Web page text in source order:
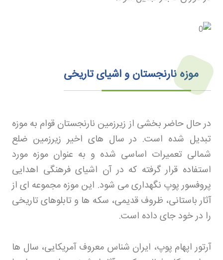
موزه نارنجستان و اشیای تاریخی
در حال حاضر بخشی از زیرزمین نارنجستان قوام به موزه
تبدیل شده است. در سال های اخیر زیرزمین ضلع
شمالی تعمیرات اساسی شده و به عنوان موزه مورد
استفاده قرار گرفته که در آن اشیای فرهنگی اهدایی
پروفسور پوپ نگهداری می شود. این موزه مجموعه ای از
آثار باستانی، ظروف قدیمی، سکه ها و تابلوهای تاریخی
را در خود جای داده است.
آرتور اپهام پوپ، ایران شناس معروف آمریکایی، سال ها